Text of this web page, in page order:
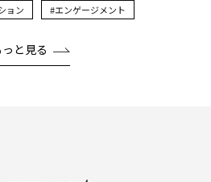
ョン #エンゲージメント
っと見る